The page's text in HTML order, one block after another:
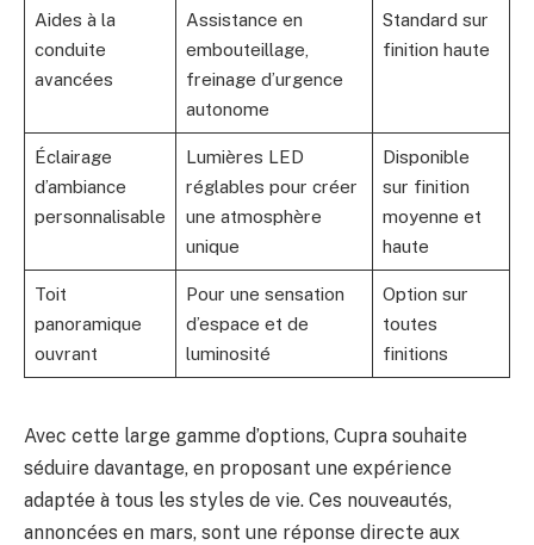
Aides à la
conduite
avancées
Assistance en
embouteillage,
freinage d’urgence
autonome
Standard sur
finition haute
Éclairage
d’ambiance
personnalisable
Lumières LED
réglables pour créer
une atmosphère
unique
Disponible
sur finition
moyenne et
haute
Toit
panoramique
ouvrant
Pour une sensation
d’espace et de
luminosité
Option sur
toutes
finitions
Avec cette large gamme d’options, Cupra souhaite
séduire davantage, en proposant une expérience
adaptée à tous les styles de vie. Ces nouveautés,
annoncées en mars, sont une réponse directe aux